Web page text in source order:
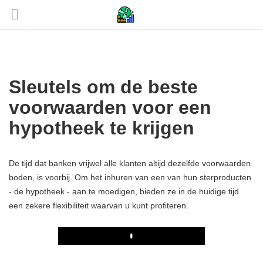
Sleutels om de beste
voorwaarden voor een
hypotheek te krijgen
De tijd dat banken vrijwel alle klanten altijd dezelfde voorwaarden
boden, is voorbij. Om het inhuren van een van hun sterproducten
- de hypotheek - aan te moedigen, bieden ze in de huidige tijd
een zekere flexibiliteit waarvan u kunt profiteren.
Play